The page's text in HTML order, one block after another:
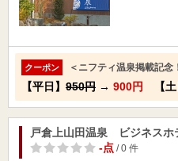
クーポン ＜ニフティ温泉掲載記念
【平日】 950円 → 900円 【土
戸倉上山田温泉 ビジネス
-点/ 0 件